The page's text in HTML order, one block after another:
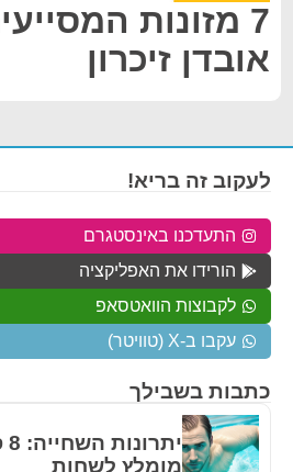
7 מזונות
אובדן זיכרון
כתבות בשבילך
מומלץ לשחות
לעקוב זה בריא!
התעדכנו באינסטגרם
הורידו את האפליקציה
לקבוצות הוואטסאפ
עקבו ב-X (טוויטר)